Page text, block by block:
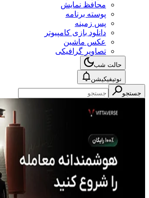
محافظ نمایش
پوسته برنامه
پس زمینه
دانلود بازی کامپیوتر
عکس ماشین
تصاویر گرافیکی
حالت شب
نوتیفیکیشن
جستجو